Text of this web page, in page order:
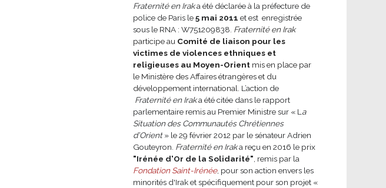
Fraternité en Iraka été déclarée à la préfecture de
police de Paris le5 mai 2011 et est enregistrée
sous le RNA : W751209838. Fraternité en Irak
participe au Comité de liaison pour les
victimes de violences ethniques et
religieuses au Moyen-Orientmis en place par
le Ministère des Affaires étrangères et du
développement international. L’action de
Fraternité en Iraka été citée dans le rapport
parlementaire remis au Premier Ministre sur « L a
Situation des Communautés Chrétiennes
d’Orient» le 29 février 2012 par le sénateur Adrien
Gouteyron. Fraternité en Iraka reçu en 2016 le prix
"Irénée d'Or de la Solidarité" , remis par la
Fondation Saint-Irénée, pour son action envers les
minorités d'Irak et spécifiquement pour son projet «